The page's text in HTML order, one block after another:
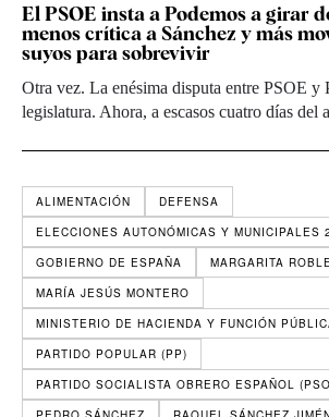
El PSOE insta a Podemos a girar
menos crítica a Sánchez y más
suyos para sobrevivir
Otra vez. La enésima disputa entre PSOE y
legislatura. Ahora, a escasos cuatro días
ALIMENTACIÓN
DEFENSA
ELECCIONES AUTONÓMICAS Y MUNICIPALES
GOBIERNO DE ESPAÑA
MARGARITA
MARÍA JESÚS MONTERO
MINISTERIO DE HACIENDA Y FUNCIÓN
PARTIDO POPULAR (PP)
PARTIDO SOCIALISTA OBRERO ESPAÑOL